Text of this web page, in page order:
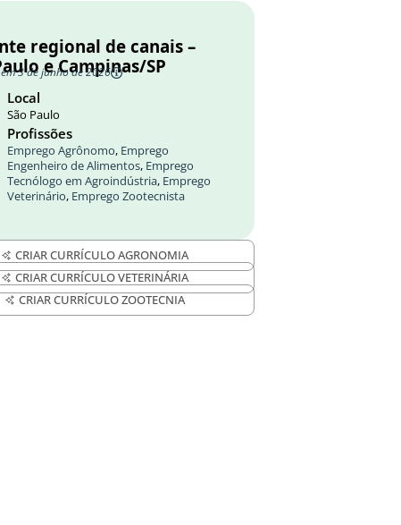
regional de canais –
e Campinas/SP
3 de junho de 2026
Local
São Paulo
Profissões
Emprego Agrônomo, Emprego
Engenheiro de Alimentos, Emprego
Tecnólogo em Agroindústria, Emprego
Veterinário, Emprego Zootecnista
CRIAR CURRÍCULO AGRONOMIA
CRIAR CURRÍCULO VETERINÁRIA
CRIAR CURRÍCULO ZOOTECNIA